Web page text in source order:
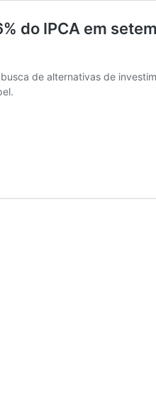
do IPCA em
de alternativas de